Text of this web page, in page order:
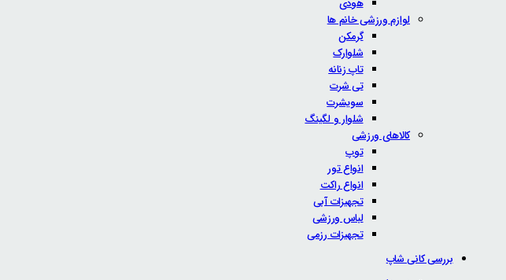
هودی
لوازم ورزشی خانم ها
گرمکن
شلوارک
تاپ زنانه
تی شرت
سویشرت
شلوار و لگینگ
کالاهای ورزشی
توپ
انواع تور
انواع راکت
تجهیزات آبی
لباس ورزشی
تجهیزات رزمی
بررسی کانی شاپ